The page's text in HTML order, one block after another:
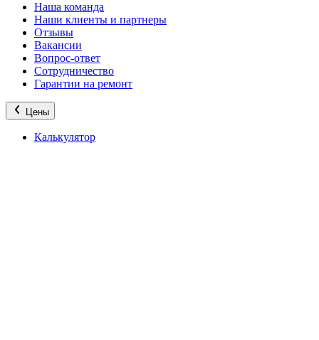
Наша команда
Наши клиенты и партнеры
Отзывы
Вакансии
Вопрос-ответ
Сотрудничество
Гарантии на ремонт
Цены
Калькулятор